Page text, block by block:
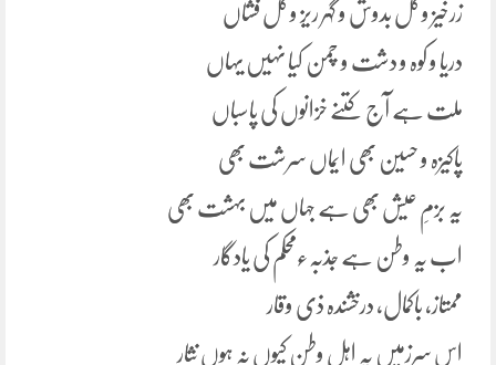
زرخیز و گل بدوش و گہر ریز و گل فشاں
دریا و کوہ و دشت و چمن کیا نہیں یہاں
ملت ہے آج کتنے خزانوں کی پاسباں
پاکیزہ و حسین بھی ایماں سرشت بھی
یہ بزمِ عیش بھی ہے جہاں میں بہشت بھی
اب یہ وطن ہے جذبہءمحکم کی یادگار
ممتاز، باکمال، درخشندہ ذی وقار
اس سرزمیں پہ اہل وطن کیوں نہ ہوں نثار